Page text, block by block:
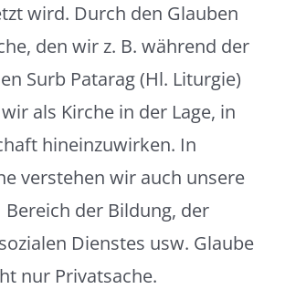
wird. Durch den Glauben
den wir z. B. während der
Surb Patarag (Hl. Liturgie)
als Kirche in der Lage, in
hineinzuwirken. In
verstehen wir auch unsere
der Bildung, der
Dienstes usw. Glaube
nur Privatsache.